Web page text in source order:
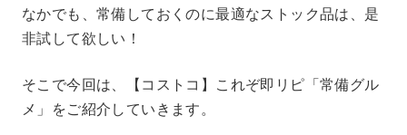
なかでも、常備しておくのに最適なストック品は、是
非試して欲しい！
そこで今回は、【コストコ】これぞ即リピ「常備グル
メ」をご紹介していきます。